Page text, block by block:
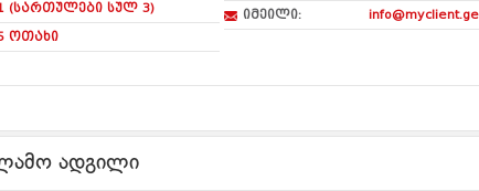
(სართულები სულ 3)
ოთახი
იმეილი:
info@myclient.ge
ადგილი